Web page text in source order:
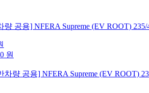
량 공용] NFERA Supreme (EV ROOT) 235/
원